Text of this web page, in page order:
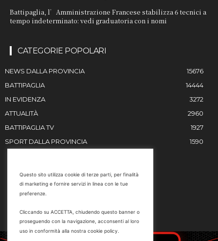
Battipaglia, l’Amministrazione Francese stabilizza 6 tecnici a
tempo indeterminato: vedi graduatoria con i nomi
CATEGORIE POPOLARI
NEWS DALLA PROVINCIA
15676
BATTIPAGLIA
14444
IN EVIDENZA
3272
ATTUALITÀ
2960
BATTIPAGLIA TV
1927
SPORT DALLA PROVINCIA
1590
Email
marketing@battipaglia1929.it
carminegaldi@virgilio.it
Questo sito utilizza cookie di terze parti, per finalità
di marketing e fornire servizi in linea con le tue
preferenze.
Cliccando su ACCETTA, chiudendo questo banner o
proseguendo con la navigazione, acconsenti al loro
uso in conformità alla nostra cookie policy.